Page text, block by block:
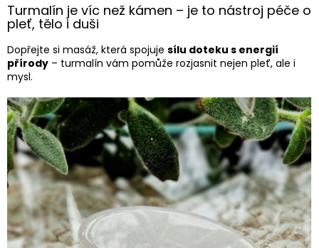
Turmalín je víc než kámen – je to nástroj péče o
pleť, tělo i duši
Dopřejte si masáž, která spojuje sílu doteku s energií
přírody – turmalín vám pomůže rozjasnit nejen pleť, ale i
mysl.